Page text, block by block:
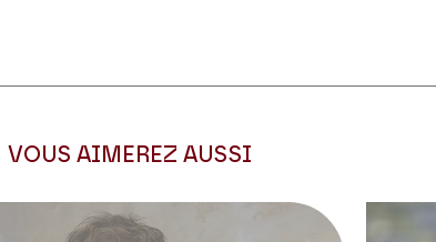
VOUS AIMEREZ AUSSI